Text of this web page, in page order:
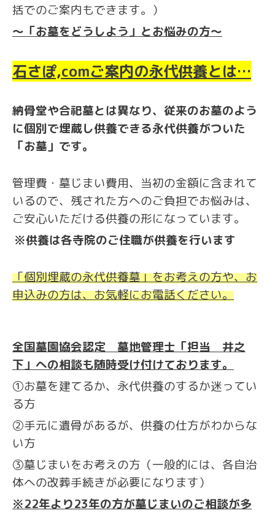
括でのご案内もできます。）
～「お墓をどうしよう」とお悩みの方～
石さぽ,comご案内の永代供養とは…
納骨堂や合祀墓とは異なり、従来のお墓のよう
に個別で埋蔵し供養できる永代供養がついた
「お墓」です。
管理費・墓じまい費用、当初の金額に含まれて
いるので、残された方へのご負担でお悩みは、
ご安心いただける供養の形になっています。
※供養は各寺院のご住職が供養を行います
「個別埋蔵の永代供養墓」をお考えの方や、お
申込みの方は、お気軽にお電話ください。
全国墓園協会認定 墓地管理士「担当 井之
下」への相談も随時受け付けております。
①お墓を建てるか、永代供養のするか迷ってい
る方
②手元に遺骨があるが、供養の仕方がわからな
い方
③墓じまいをお考えの方（一般的には、各自治
体への改葬手続きが必要になります）
※22年より23年の方が墓じまいのご相談が多